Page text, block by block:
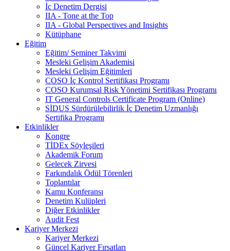
İç Denetim Dergisi
IIA - Tone at the Top
IIA - Global Perspectives and Insights
Kütüphane
Eğitim
Eğitim/ Seminer Takvimi
Mesleki Gelişim Akademisi
Mesleki Gelişim Eğitimleri
COSO İç Kontrol Sertifikası Programı
COSO Kurumsal Risk Yönetimi Sertifikası Programı
IT General Controls Certificate Program (Online)
SİDUS Sürdürülebilirlik İç Denetim Uzmanlığı
Sertifika Programı
Etkinlikler
Kongre
TİDEx Söyleşileri
Akademik Forum
Gelecek Zirvesi
Farkındalık Ödül Törenleri
Toplantılar
Kamu Konferansı
Denetim Kulüpleri
Diğer Etkinlikler
Audit Fest
Kariyer Merkezi
Kariyer Merkezi
Güncel Kariyer Fırsatları